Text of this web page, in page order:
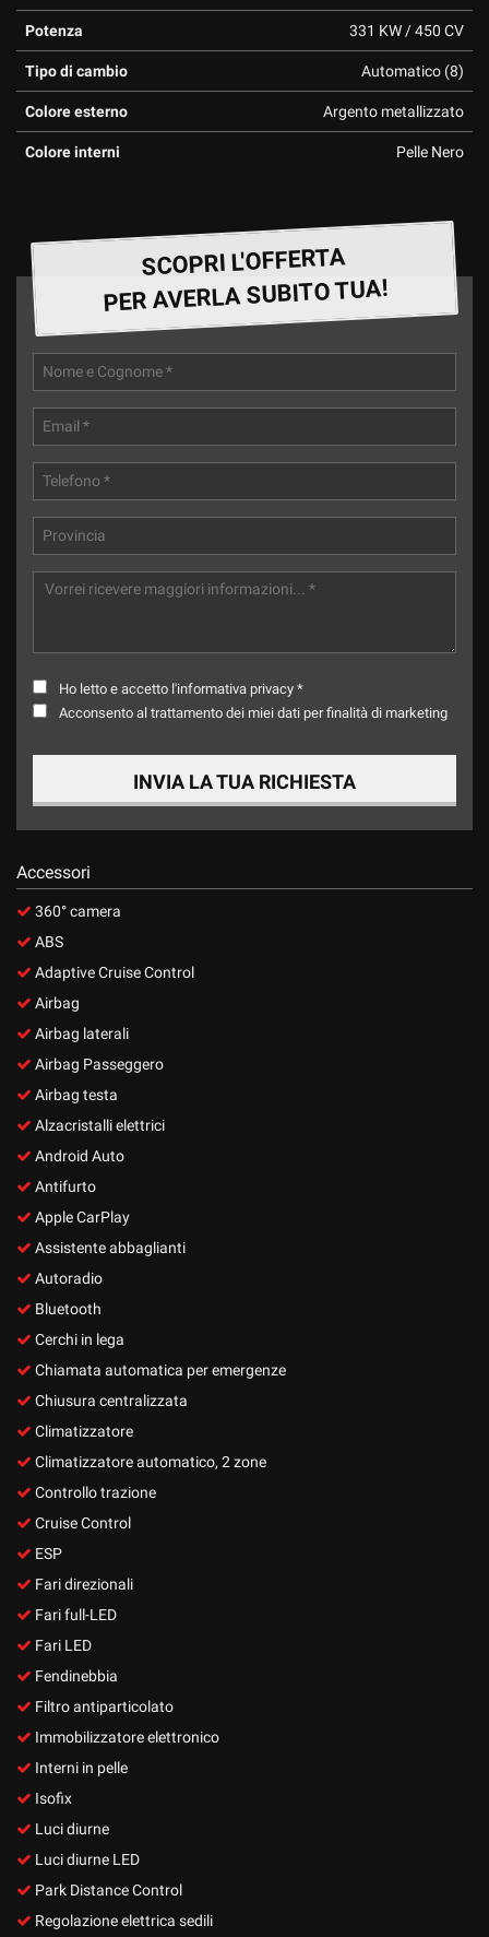
Potenza 331 KW / 450 CV
Tipo di cambio Automatico (8)
Colore esterno Argento metallizzato
Colore interni Pelle Nero
SCOPRI L'OFFERTA
PER AVERLA SUBITO TUA!
Ho letto e accetto l'informativa privacy *
Acconsento al trattamento dei miei dati per finalità di marketing
INVIA LA TUA RICHIESTA
Accessori
360° camera
ABS
Adaptive Cruise Control
Airbag
Airbag laterali
Airbag Passeggero
Airbag testa
Alzacristalli elettrici
Android Auto
Antifurto
Apple CarPlay
Assistente abbaglianti
Autoradio
Bluetooth
Cerchi in lega
Chiamata automatica per emergenze
Chiusura centralizzata
Climatizzatore
Climatizzatore automatico, 2 zone
Controllo trazione
Cruise Control
ESP
Fari direzionali
Fari full-LED
Fari LED
Fendinebbia
Filtro antiparticolato
Immobilizzatore elettronico
Interni in pelle
Isofix
Luci diurne
Luci diurne LED
Park Distance Control
Regolazione elettrica sedili